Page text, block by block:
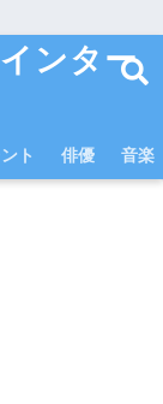
ンター
ト 俳優 音楽